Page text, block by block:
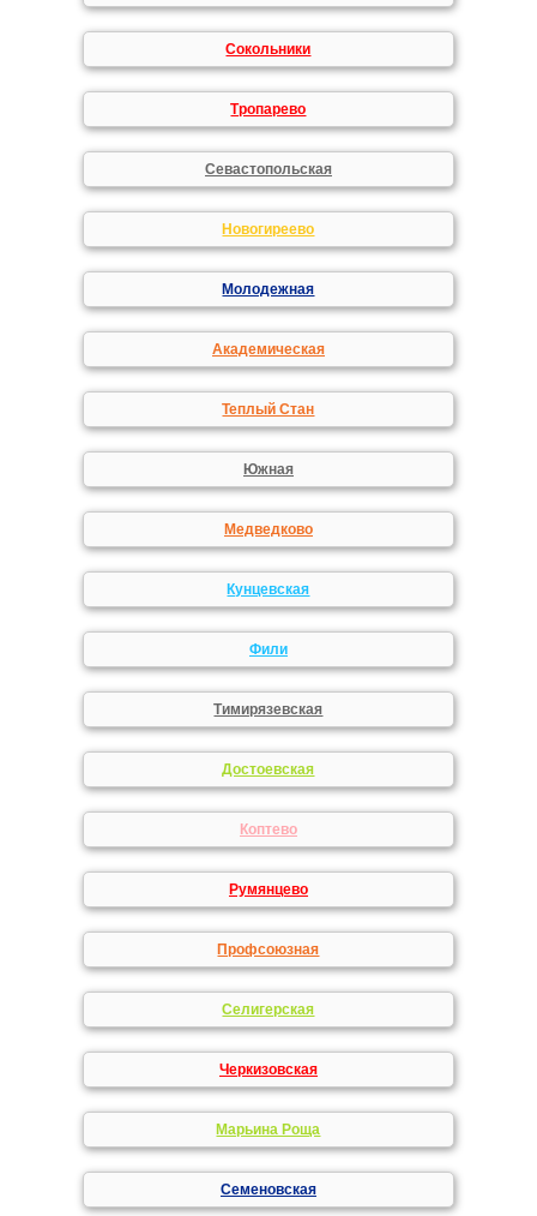
Сокольники
Тропарево
Севастопольская
Новогиреево
Молодежная
Академическая
Теплый Стан
Южная
Медведково
Кунцевская
Фили
Тимирязевская
Достоевская
Коптево
Румянцево
Профсоюзная
Селигерская
Черкизовская
Марьина Роща
Семеновская